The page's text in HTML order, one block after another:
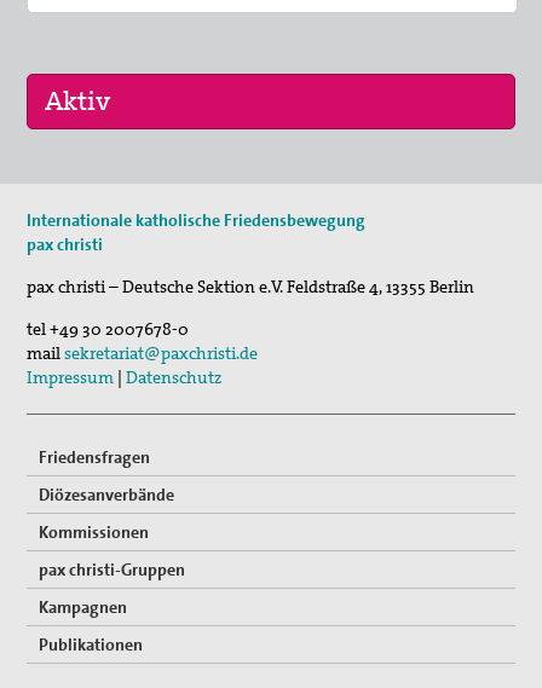
„Menschen der Gewaltfreiheit – erinnert in Ze…
Roter Faden Frieden-Generationsübergreifende …
Internationale katholische Friedensbewegung
pax christi
pax christi – Deutsche Sektion e.V.Feldstraße 4,13355 Berlin
tel+49 30 2007678-0
mailsekretariat@paxchristi.de
Impressum |Datenschutz
Friedensfragen
Diözesanverbände
Kommissionen
pax christi-Gruppen
Kampagnen
Publikationen